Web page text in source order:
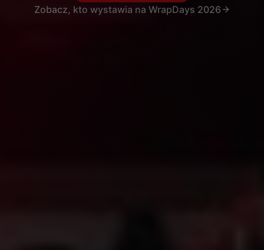
Zobacz, kto wystawia na WrapDays 2026